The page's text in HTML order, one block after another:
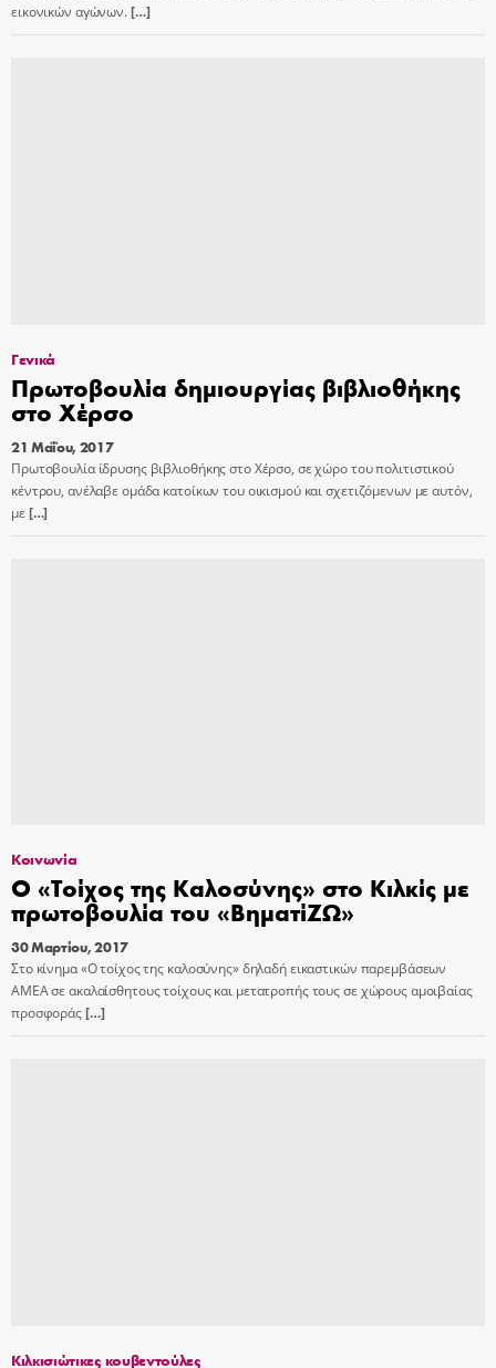
εικονικών αγώνων.[…]
Γενικά
Πρωτοβουλία δημιουργίας βιβλιοθήκης
στο Χέρσο
21 Μαΐου, 2017
Πρωτοβουλία ίδρυσης βιβλιοθήκης στο Χέρσο, σε χώρο του πολιτιστικού
κέντρου, ανέλαβε ομάδα κατοίκων του οικισμού και σχετιζόμενων με αυτόν,
με[…]
Κοινωνία
Ο «Τοίχος της Καλοσύνης» στο Κιλκίς με
πρωτοβουλία του «ΒηματίΖΩ»
30 Μαρτίου, 2017
Στο κίνημα «Ο τοίχος της καλοσύνης» δηλαδή εικαστικών παρεμβάσεων
ΑΜΕΑ σε ακαλαίσθητους τοίχους και μετατροπής τους σε χώρους αμοιβαίας
προσφοράς[…]
Κιλκισιώτικες κουβεντούλες